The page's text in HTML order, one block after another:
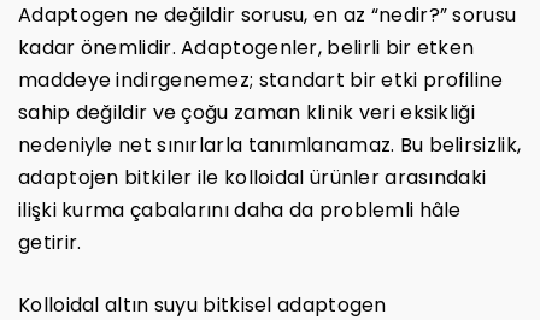
Adaptogen ne değildir sorusu, en az “nedir?” sorusu
kadar önemlidir. Adaptogenler, belirli bir etken
maddeye indirgenemez; standart bir etki profiline
sahip değildir ve çoğu zaman klinik veri eksikliği
nedeniyle net sınırlarla tanımlanamaz. Bu belirsizlik,
adaptojen bitkiler ile kolloidal ürünler arasındaki
ilişki kurma çabalarını daha da problemli hâle
getirir.
Kolloidal altın suyu bitkisel adaptogen